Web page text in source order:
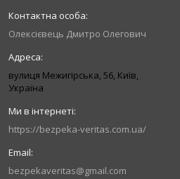
Олексієвець Дмитро Олегович
вулиця Межигірська, 56, Київ,
Україна
https://bezpeka-veritas.com.ua/
bezpekaveritas@gmail.com